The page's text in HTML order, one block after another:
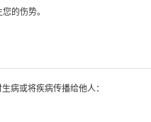
的伤势。
病或将疾病传播给他人：